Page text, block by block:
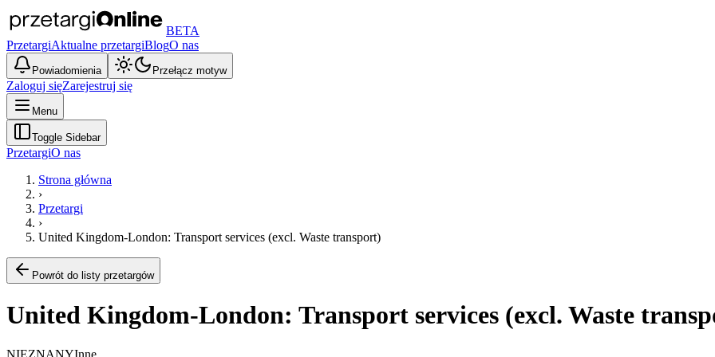
BETA
PrzetargiAktualne przetargiBlogO nas
Powiadomienia Przełącz motyw
Zaloguj sięZarejestruj się
Menu
Toggle Sidebar
PrzetargiO nas
Strona główna
›
Przetargi
›
United Kingdom-London: Transport services (excl. Waste transport)
Powrót do listy przetargów
United Kingdom-London: Transport services (excl. Waste
NIEZNANYInne